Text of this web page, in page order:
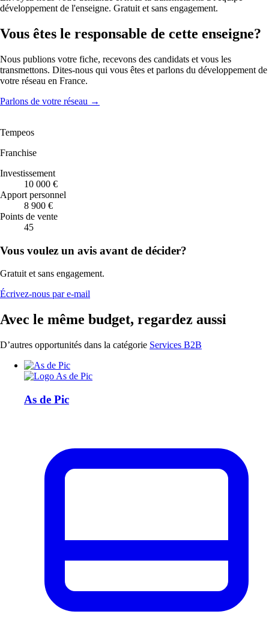
développement de l'enseigne. Gratuit et sans engagement.
Vous êtes le responsable de cette enseigne?
Nous publions votre fiche, recevons des candidats et vous les
transmettons. Dites-nous qui vous êtes et parlons du développement de
votre réseau en France.
Parlons de votre réseau →
Tempeos
Franchise
Investissement
10 000 €
Apport personnel
8 900 €
Points de vente
45
Vous voulez un avis avant de décider?
Gratuit et sans engagement.
Écrivez-nous par e-mail
Avec le même budget, regardez aussi
D’autres opportunités dans la catégorie Services B2B
As de Pic